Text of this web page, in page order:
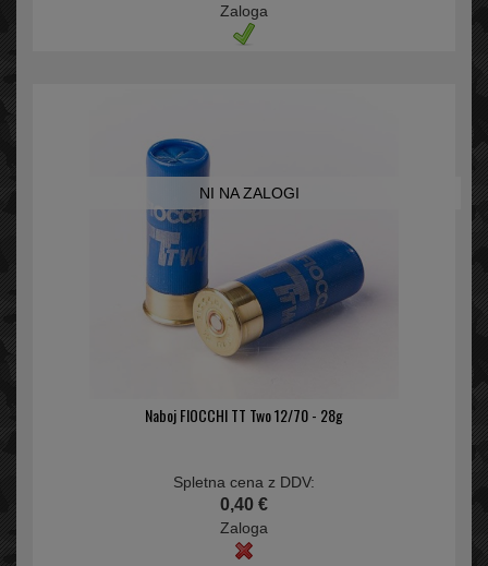
Zaloga
NI NA ZALOGI
Naboj FIOCCHI TT Two 12/70 - 28g
Spletna cena z DDV:
0,40 €
Zaloga